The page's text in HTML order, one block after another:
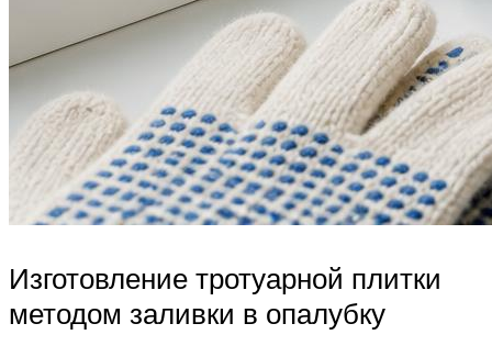
Изготовление тротуарной плитки
методом заливки в опалубку